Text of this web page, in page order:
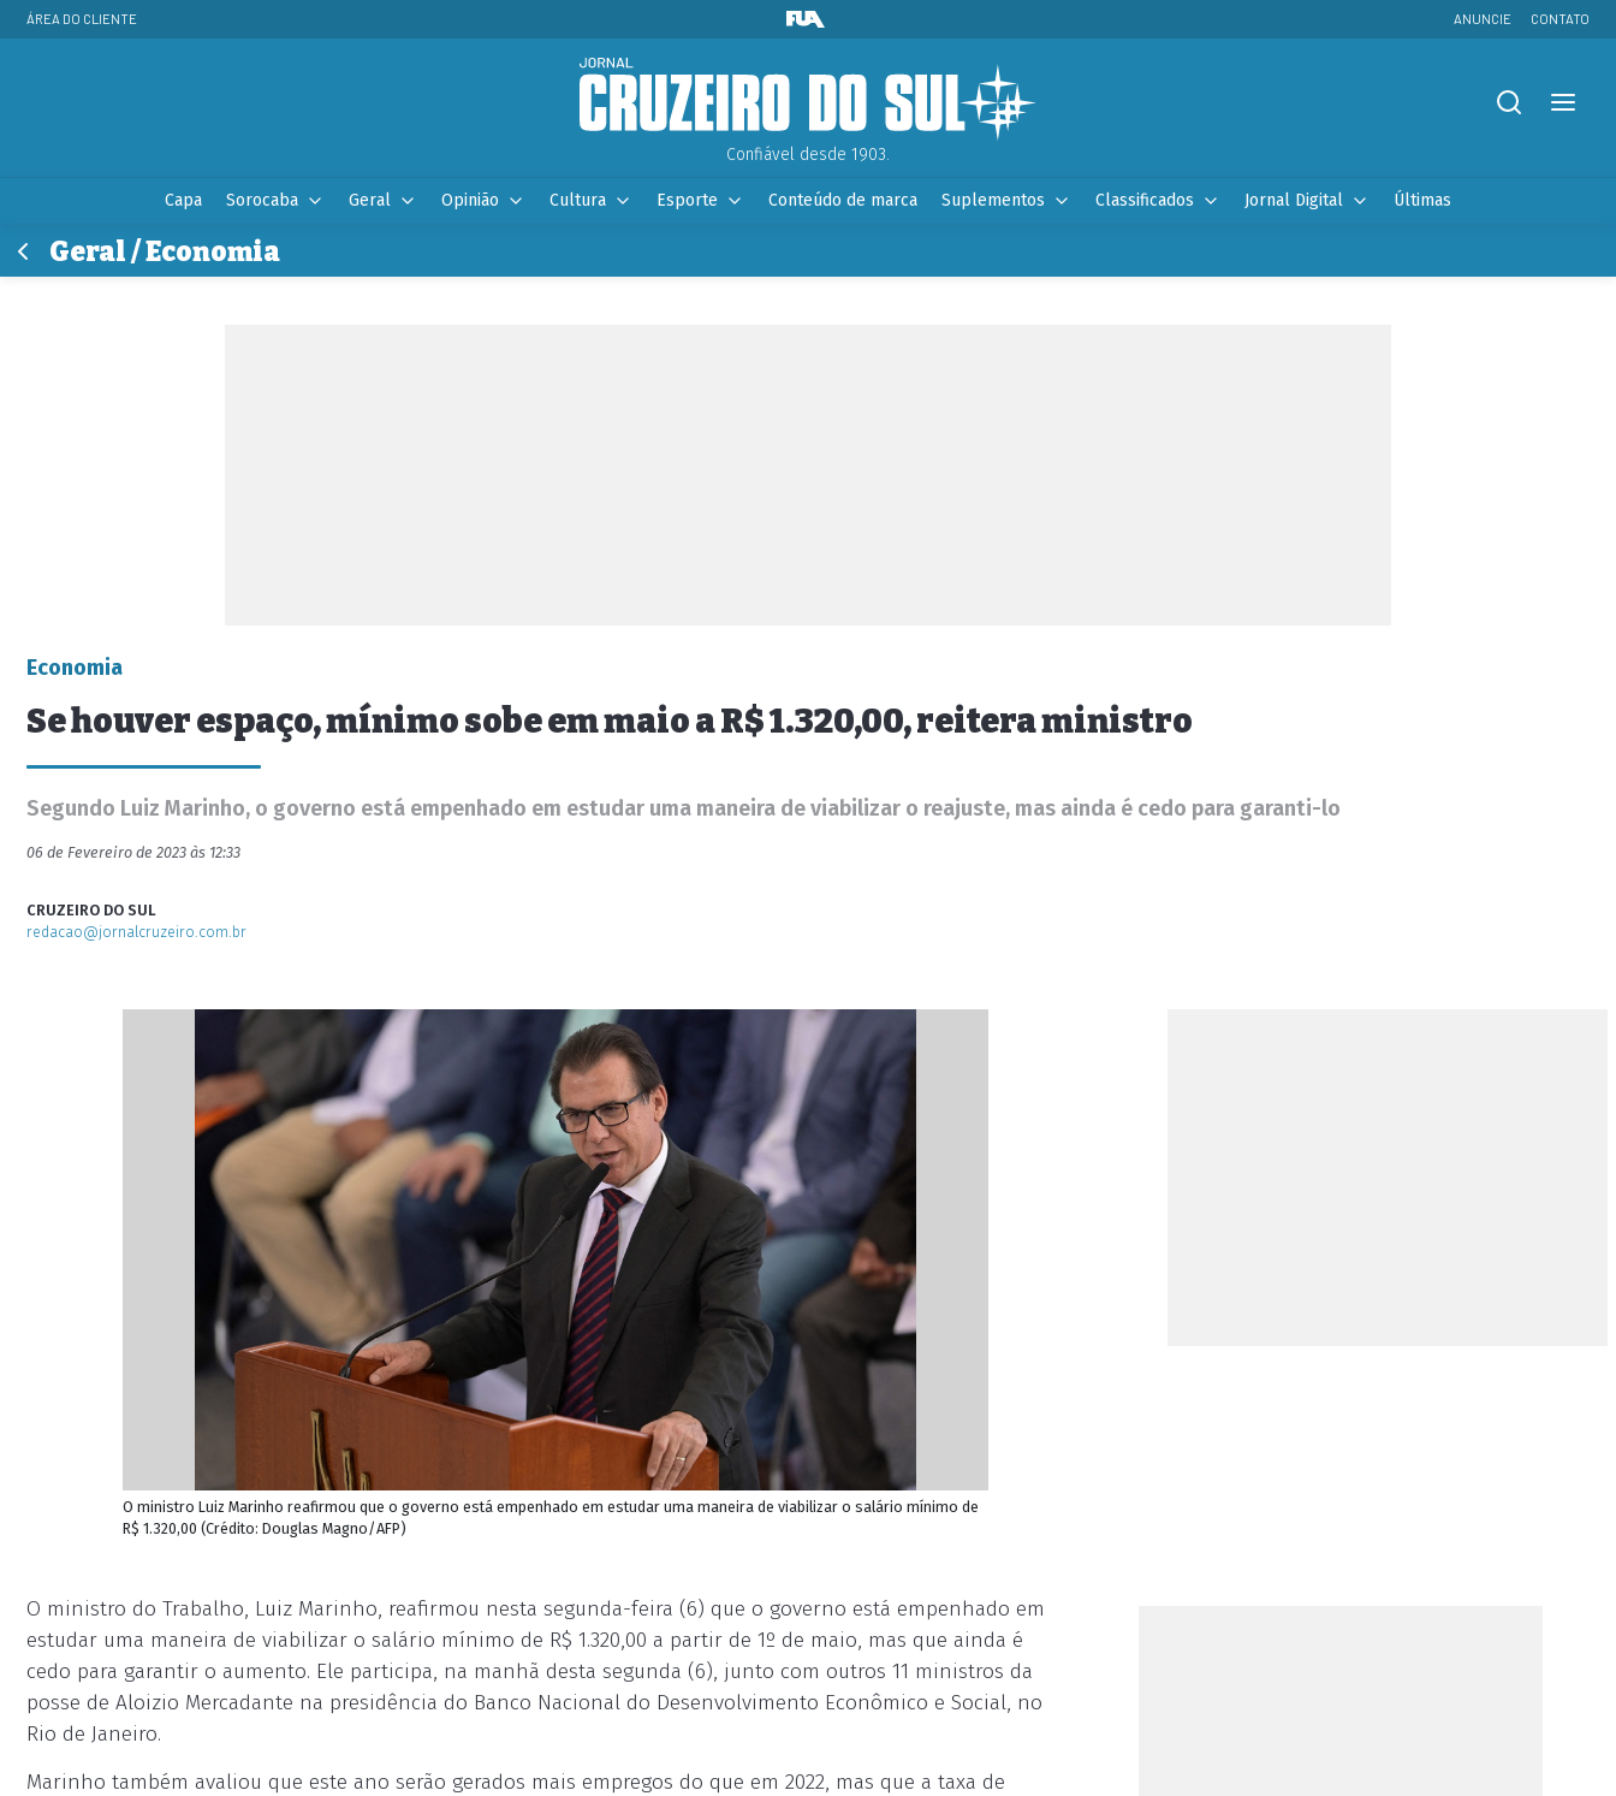
ÁREA DO CLIENTE ANUNCIE CONTATO
Confiável desde 1903.
Capa Sorocaba Geral Opinião Cultura Esporte Conteúdo de marca Suplementos Classificados Jornal Digital Últimas
Geral / Economia
Economia
Se houver espaço, mínimo sobe em maio a R$ 1.320,00, reitera ministro
Segundo Luiz Marinho, o governo está empenhado em estudar uma maneira de viabilizar o reajuste, mas ainda é cedo para garanti-lo
06 de Fevereiro de 2023 às 12:33
CRUZEIRO DO SUL
redacao@jornalcruzeiro.com.br
O ministro Luiz Marinho reafirmou que o governo está empenhado em estudar uma maneira de viabilizar o salário mínimo de
R$ 1.320,00 (Crédito: Douglas Magno/AFP)
O ministro do Trabalho, Luiz Marinho, reafirmou nesta segunda-feira (6) que o governo está empenhado em
estudar uma maneira de viabilizar o salário mínimo de R$ 1.320,00 a partir de 1º de maio, mas que ainda é
cedo para garantir o aumento. Ele participa, na manhã desta segunda (6), junto com outros 11 ministros da
posse de Aloizio Mercadante na presidência do Banco Nacional do Desenvolvimento Econômico e Social, no
Rio de Janeiro.
Marinho também avaliou que este ano serão gerados mais empregos do que em 2022, mas que a taxa de